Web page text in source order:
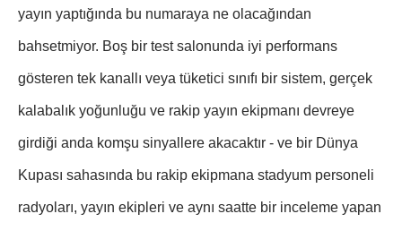
yayın yaptığında bu numaraya ne olacağından
bahsetmiyor. Boş bir test salonunda iyi performans
gösteren tek kanallı veya tüketici sınıfı bir sistem, gerçek
kalabalık yoğunluğu ve rakip yayın ekipmanı devreye
girdiği anda komşu sinyallere akacaktır - ve bir Dünya
Kupası sahasında bu rakip ekipmana stadyum personeli
radyoları, yayın ekipleri ve aynı saatte bir inceleme yapan